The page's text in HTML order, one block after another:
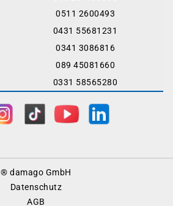
0511 2600493
0431 55681231
0341 3086816
089 45081660
0331 58565280
® damago GmbH
Datenschutz
AGB